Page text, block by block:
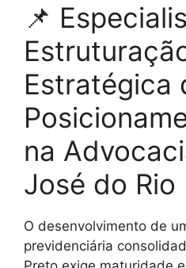
📌
Estratégica
na
José do Rio
O desenvolvimento de
previdenciária